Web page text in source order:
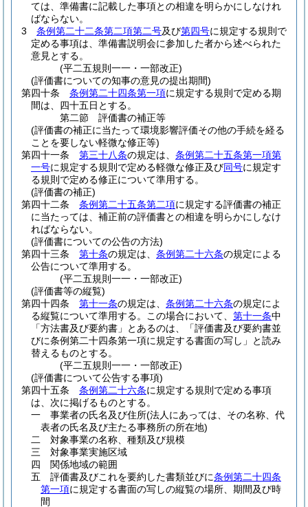
ては、準備書に記載した事項との相違を明らかにしなけれ
ばならない。
3
条例第二十二条第二項第二号及び第四号に規定する規則で
定める事項は、準備書説明会に参加した者から述べられた
意見とする。
(平二五規則一一・一部改正)
(評価書についての知事の意見の提出期間)
第四十条
条例第二十四条第一項に規定する規則で定める期
間は、四十五日とする。
第二節
評価書の補正等
(評価書の補正に当たって環境影響評価その他の手続を経る
ことを要しない軽微な修正等)
第四十一条
第三十八条の規定は、 条例第二十五条第一項第
一号に規定する規則で定める軽微な修正及び同号に規定す
る規則で定める修正について準用する。
(評価書の補正)
第四十二条
条例第二十五条第二項に規定する評価書の補正
に当たっては、補正前の評価書との相違を明らかにしなけ
ればならない。
(評価書についての公告の方法)
第四十三条
第十条の規定は、 条例第二十六条の規定による
公告について準用する。
(平二五規則一一・一部改正)
(評価書等の縦覧)
第四十四条
第十一条の規定は、 条例第二十六条の規定によ
る縦覧について準用する。
この場合において、 第十一条中
「方法書及び要約書」とあるのは、「評価書及び要約書並
びに条例第二十四条第一項に規定する書面の写し」と読み
替えるものとする。
(平二五規則一一・一部改正)
(評価書について公告する事項)
第四十五条
条例第二十六条に規定する規則で定める事項
は、次に掲げるものとする。
一
事業者の氏名及び住所(法人にあっては、その名称、代
表者の氏名及び主たる事務所の所在地)
二
対象事業の名称、種類及び規模
三
対象事業実施区域
四
関係地域の範囲
五
評価書及びこれを要約した書類並びに条例第二十四条
第一項に規定する書面の写しの縦覧の場所、期間及び時
間